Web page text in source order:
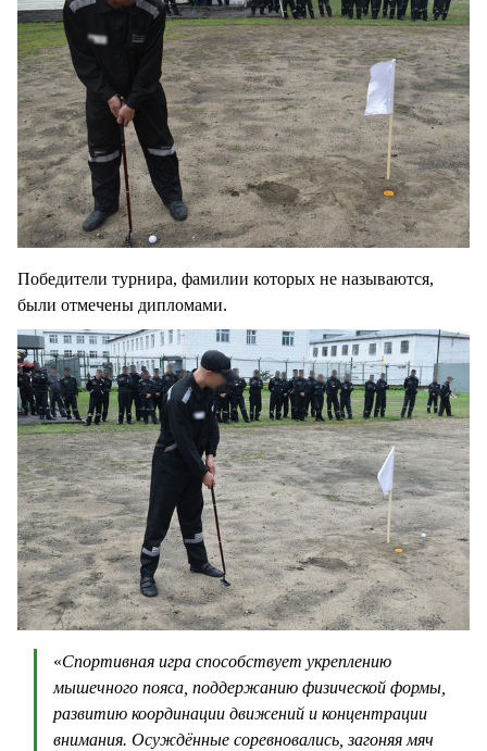
Победители турнира, фамилии которых не называются,
были отмечены дипломами.
«Спортивная игра способствует укреплению
мышечного пояса, поддержанию физической формы,
развитию координации движений и концентрации
внимания. Осуждённые соревновались, загоняя мяч